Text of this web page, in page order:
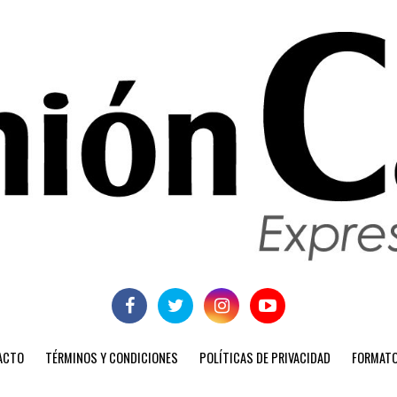
TÉRMINOS Y CONDICIONES POLÍTICAS DE PRIVACIDAD